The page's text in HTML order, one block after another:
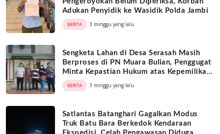
Adukan Penyidik ke Wasidik Polda Jambi
BERITA 3 minggu yang lalu
Sengketa Lahan di Desa Serasah Masih
Berproses di PN Muara Bulian, Penggugat
Minta Kepastian Hukum atas Kepemilikan
Objek Tanah
BERITA 3 minggu yang lalu
Satlantas Batanghari Gagalkan Modus
Truk Batu Bara Berkedok Kendaraan